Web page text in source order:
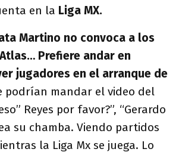
en la Liga MX.
Martino no convoca a los
Prefiere andar en
jugadores en el arranque de
podrían mandar el video del
Reyes por favor?”, “Gerardo
su chamba. Viendo partidos
la Liga Mx se juega. Lo